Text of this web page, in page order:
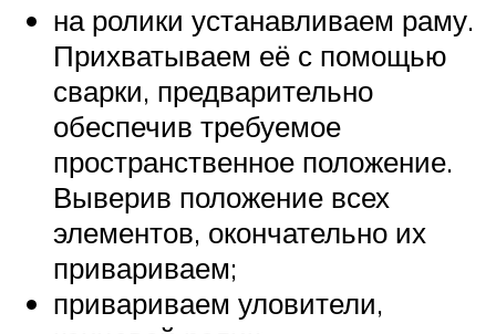
на ролики устанавливаем раму.
Прихватываем её с помощью
сварки, предварительно
обеспечив требуемое
пространственное положение.
Выверив положение всех
элементов, окончательно их
привариваем;
привариваем уловители,